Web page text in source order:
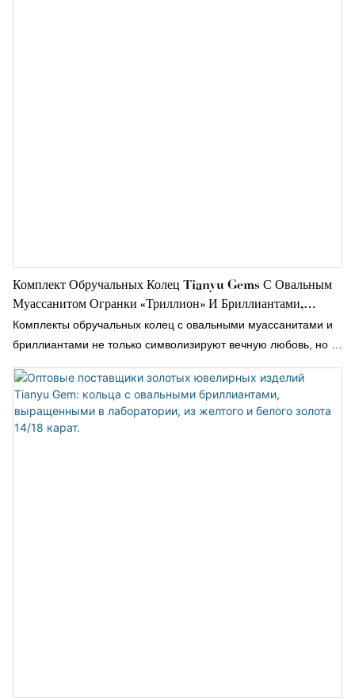
Комплект Обручальных Колец Tianyu Gems С Овальным
Муассанитом Огранки «триллион» И Бриллиантами,
Изготовленный Из 18-Каратного Желтого Золота.
Комплекты обручальных колец с овальными муассанитами и
бриллиантами не только символизируют вечную любовь, но и
являются выражением стиля и индивидуальности.